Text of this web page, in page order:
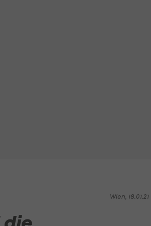
Wien, 18.01.21